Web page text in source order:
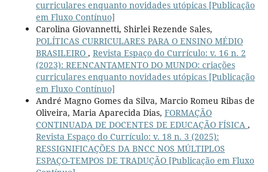
curriculares enquanto novidades utópicas [Publicação
em Fluxo Contínuo]
Carolina Giovannetti, Shirlei Rezende Sales,
POLÍTICAS CURRICULARES PARA O ENSINO MÉDIO
BRASILEIRO , Revista Espaço do Currículo: v. 16 n. 2
(2023): REENCANTAMENTO DO MUNDO: criações
curriculares enquanto novidades utópicas [Publicação
em Fluxo Contínuo]
André Magno Gomes da Silva, Marcio Romeu Ribas de
Oliveira, Maria Aparecida Dias, FORMAÇÃO
CONTINUADA DE DOCENTES DE EDUCAÇÃO FÍSICA ,
Revista Espaço do Currículo: v. 18 n. 3 (2025):
RESSIGNIFICAÇÕES DA BNCC NOS MÚLTIPLOS
ESPAÇO-TEMPOS DE TRADUÇÃO [Publicação em Fluxo